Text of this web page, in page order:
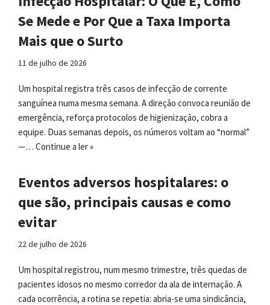
Se Mede e Por Que a Taxa Importa
Mais que o Surto
11 de julho de 2026
Um hospital registra três casos de infecção de corrente
sanguínea numa mesma semana. A direção convoca reunião de
emergência, reforça protocolos de higienização, cobra a
equipe. Duas semanas depois, os números voltam ao “normal”
—… Continue a ler »
Eventos adversos hospitalares: o
que são, principais causas e como
evitar
22 de julho de 2026
Um hospital registrou, num mesmo trimestre, três quedas de
pacientes idosos no mesmo corredor da ala de internação. A
cada ocorrência, a rotina se repetia: abria-se uma sindicância,